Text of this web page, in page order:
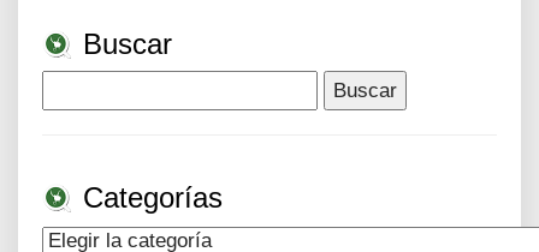
Buscar
Categorías
Categorías